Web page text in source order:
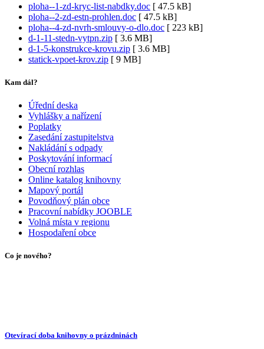
ploha--1-zd-kryc-list-nabdky.doc [ 47.5 kB]
ploha--2-zd-estn-prohlen.doc [ 47.5 kB]
ploha--4-zd-nvrh-smlouvy-o-dlo.doc [ 223 kB]
d-1-11-stedn-vytpn.zip [ 3.6 MB]
d-1-5-konstrukce-krovu.zip [ 3.6 MB]
statick-vpoet-krov.zip [ 9 MB]
Kam dál?
Úřední deska
Vyhlášky a nařízení
Poplatky
Zasedání zastupitelstva
Nakládání s odpady
Poskytování informací
Obecní rozhlas
Online katalog knihovny
Mapový portál
Povodňový plán obce
Pracovní nabídky JOOBLE
Volná místa v regionu
Hospodaření obce
Co je nového?
Otevírací doba knihovny o prázdninách